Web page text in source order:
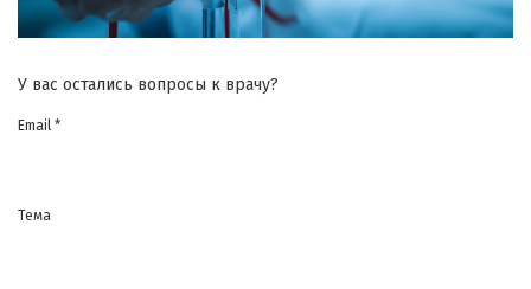
У вас остались вопросы к врачу?
Email *
Тема